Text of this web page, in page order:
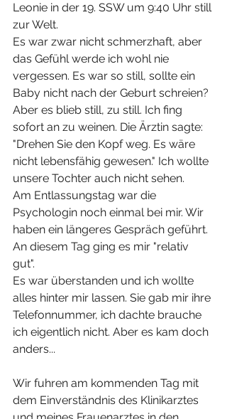
Leonie in der 19. SSW um 9:40 Uhr still
zur Welt.
Es war zwar nicht schmerzhaft, aber
das Gefühl werde ich wohl nie
vergessen. Es war so still, sollte ein
Baby nicht nach der Geburt schreien?
Aber es blieb still, zu still. Ich fing
sofort an zu weinen. Die Ärztin sagte:
"Drehen Sie den Kopf weg. Es wäre
nicht lebensfähig gewesen." Ich wollte
unsere Tochter auch nicht sehen.
Am Entlassungstag war die
Psychologin noch einmal bei mir. Wir
haben ein längeres Gespräch geführt.
An diesem Tag ging es mir "relativ
gut".
Es war überstanden und ich wollte
alles hinter mir lassen. Sie gab mir ihre
Telefonnummer, ich dachte brauche
ich eigentlich nicht. Aber es kam doch
anders...
Wir fuhren am kommenden Tag mit
dem Einverständnis des Klinikarztes